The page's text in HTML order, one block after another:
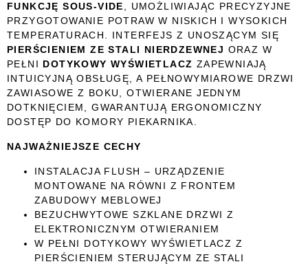
FUNKCJĘ SOUS-VIDE
, UMOŻLIWIAJĄC PRECYZYJNE
PRZYGOTOWANIE POTRAW W NISKICH I WYSOKICH
TEMPERATURACH. INTERFEJS Z UNOSZĄCYM SIĘ
PIERŚCIENIEM ZE STALI NIERDZEWNEJ ORAZ W
PEŁNI DOTYKOWY WYŚWIETLACZ ZAPEWNIAJĄ
INTUICYJNĄ OBSŁUGĘ, A PEŁNOWYMIAROWE DRZWI
ZAWIASOWE Z BOKU, OTWIERANE JEDNYM
DOTKNIĘCIEM, GWARANTUJĄ ERGONOMICZNY
DOSTĘP DO KOMORY PIEKARNIKA.
NAJWAŻNIEJSZE CECHY
INSTALACJA FLUSH – URZĄDZENIE
MONTOWANE NA RÓWNI Z FRONTEM
ZABUDOWY MEBLOWEJ
BEZUCHWYTOWE SZKLANE DRZWI Z
ELEKTRONICZNYM OTWIERANIEM
W PEŁNI DOTYKOWY WYŚWIETLACZ Z
PIERŚCIENIEM STERUJĄCYM ZE STALI